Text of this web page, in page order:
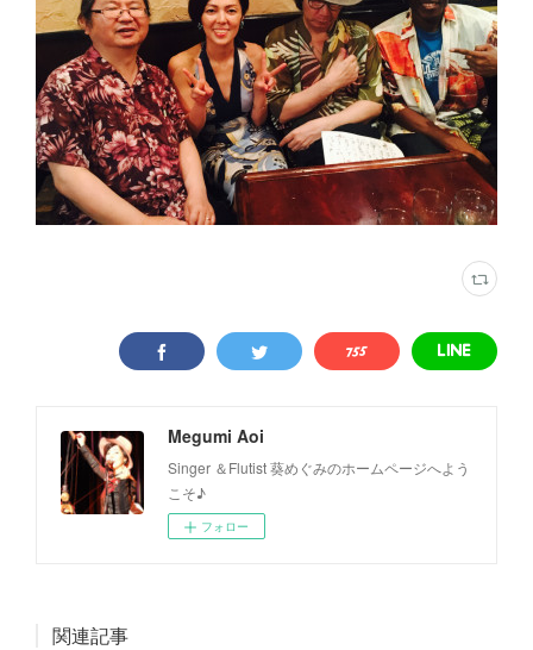
Megumi Aoi
Singer ＆Flutist 葵めぐみのホームページへよう
こそ♪
フォロー
関連記事